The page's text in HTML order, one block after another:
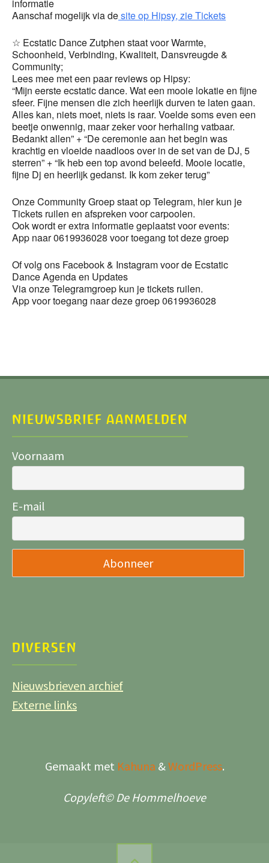
informatie
Aanschaf mogelijk via desite op Hipsy, zie Tickets
☆ Ecstatic Dance Zutphen staat voor Warmte,
Schoonheid, Verbinding, Kwaliteit, Dansvreugde &
Community;
Lees mee met een paar reviews op Hipsy:
“Mijn eerste ecstatic dance. Wat een mooie lokatie en fijne
sfeer. Fijne mensen die zich heerlijk durven te laten gaan.
Alles kan, niets moet, niets is raar. Voelde soms even een
beetje onwennig, maar zeker voor herhaling vatbaar.
Bedankt allen” + “De ceremonie aan het begin was
krachtig en vloeide naadloos over in de set van de DJ, 5
sterren” + “Ik heb een top avond beleefd. Mooie locatie,
fijne Dj en heerlijk gedanst. Ik kom zeker terug”
Onze Community Groep staat op Telegram, hier kun je
Tickets ruilen en afspreken voor carpoolen.
Ook wordt er extra informatie geplaatst voor events:
App naar 0619936028 voor toegang tot deze groep
Of volg ons Facebook & Instagram voor de Ecstatic
Dance Agenda en Updates
Via onze Telegramgroep kun je tickets ruilen.
App voor toegang naar deze groep 0619936028
NIEUWSBRIEF AANMELDEN
Voornaam
E-mail
DIVERSEN
Nieuwsbrieven archief
Externe links
Gemaakt met Kahuna &WordPress.
Copyleft© De Hommelhoeve